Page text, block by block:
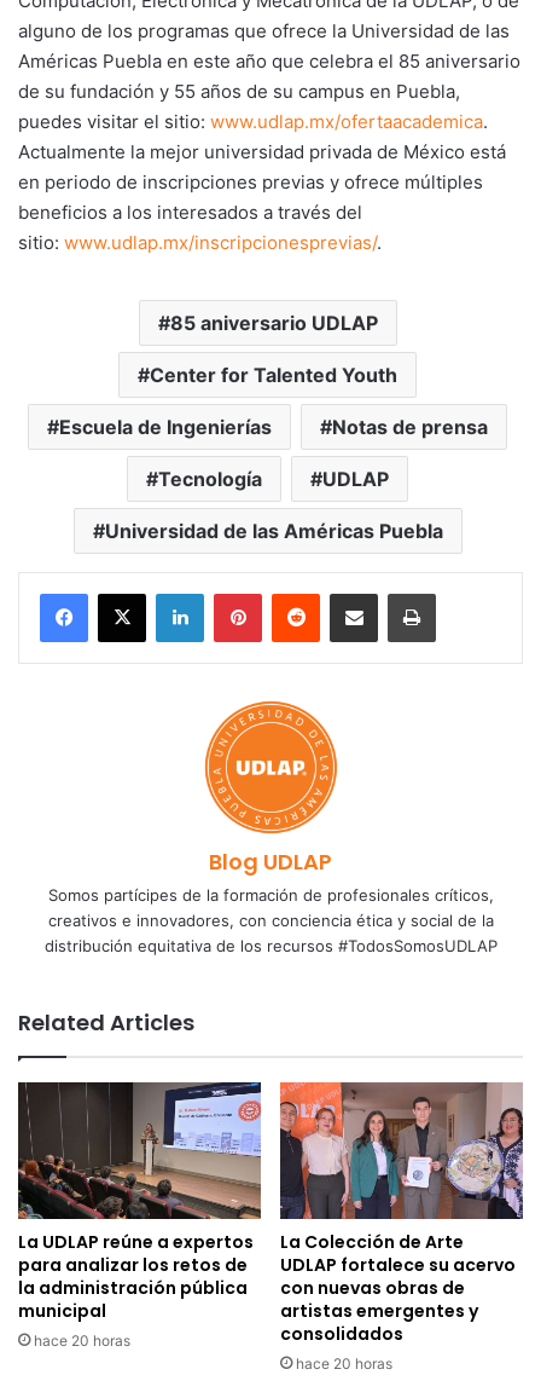
alguno de los programas que ofrece la Universidad de las
Américas Puebla en este año que celebra el 85 aniversario
de su fundación y 55 años de su campus en Puebla,
puedes visitar el sitio: www.udlap.mx/ofertaacademica.
Actualmente la mejor universidad privada de México está
en periodo de inscripciones previas y ofrece múltiples
beneficios a los interesados a través del
sitio: www.udlap.mx/inscripcionesprevias/.
85 aniversario UDLAP
Center for Talented Youth
Escuela de Ingenierías Notas de prensa
Tecnología UDLAP
Universidad de las Américas Puebla
LinkedInPinterestReddit Share via Email Print
Blog UDLAP
Somos partícipes de la formación de profesionales críticos,
creativos e innovadores, con conciencia ética y social de la
distribución equitativa de los recursos #TodosSomosUDLAP
Related Articles
La UDLAP reúne a expertos
para analizar los retos de
la administración pública
municipal
hace 20 horas
La Colección de Arte
UDLAP fortalece su acervo
con nuevas obras de
artistas emergentes y
consolidados
hace 20 horas